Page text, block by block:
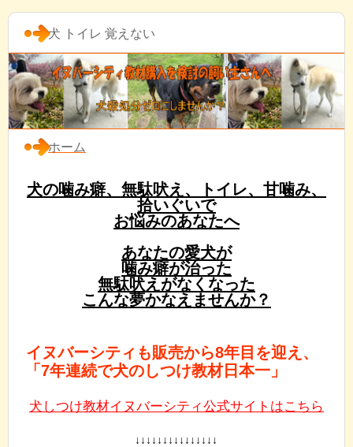
犬 トイレ 覚えない
ホーム
犬の噛み癖、無駄吠え、トイレ、甘噛み、
拾いぐいで
お悩みのあなたへ
あなたの愛犬が
噛み癖が治った
無駄吠えがなくなった
こんな夢かなえませんか？
イヌバーシティも販売から8年目を迎え、
「7年連続で犬のしつけ教材日本一」
犬しつけ教材イヌバーシティ公式サイトはこちら
↓↓↓↓↓↓↓↓↓↓↓↓↓↓↓